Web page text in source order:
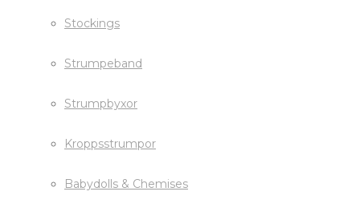
Stockings
Strumpeband
Strumpbyxor
Kroppsstrumpor
Babydolls & Chemises